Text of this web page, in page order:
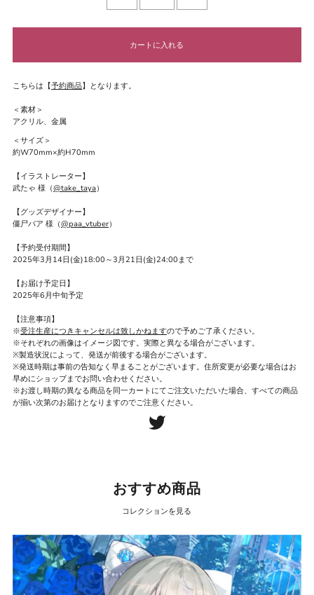
こちらは【予約商品】となります。
＜素材＞
アクリル、金属
＜サイズ＞
約W70mm×約H70mm
【イラストレーター】
武たゃ 様（@take_taya）
【グッズデザイナー】
僵尸パア 様（@paa_vtuber）
【予約受付期間】
2025年3月14日(金)18:00～3月21日(金)24:00まで
【お届け予定日】
2025年6月中旬予定
【注意事項】
※受注生産につきキャンセルは致しかねますので予めご了承ください。
※それぞれの画像はイメージ図です。実際と異なる場合がございます。
※製造状況によって、発送が前後する場合がございます。
※発送時期は事前の告知なく早まることがございます。住所変更が必要な場合はお
早めにショップまでお問い合わせください。
※お渡し時期の異なる商品を同一カートにてご注文いただいた場合、すべての商品
が揃い次第のお届けとなりますのでご注意ください。
おすすめ商品
コレクションを見る